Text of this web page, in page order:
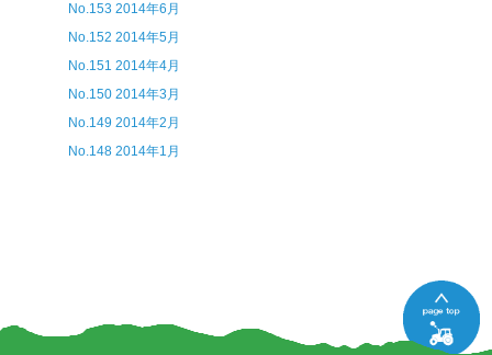
No.153 2014年6月
No.152 2014年5月
No.151 2014年4月
No.150 2014年3月
No.149 2014年2月
No.148 2014年1月